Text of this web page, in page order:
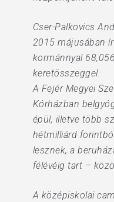
Cser-Palkovics
2015 májusában
kormánnyal
keretösszeggel.
A Fejér Megyei
Kórházban
épül, illetve több
hétmilliárd
lesznek, a
félévéig tart –
A középiskolai